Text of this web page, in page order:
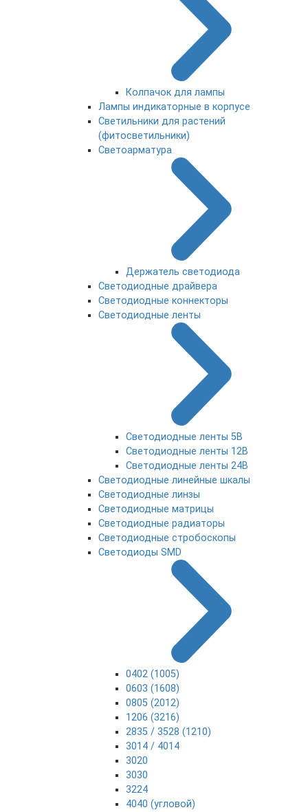
Колпачок для лампы
Лампы индикаторные в корпусе
Светильники для растений
(фитосветильники)
Светоарматура
Держатель светодиода
Светодиодные драйвера
Светодиодные коннекторы
Светодиодные ленты
Светодиодные ленты 5В
Светодиодные ленты 12В
Светодиодные ленты 24В
Светодиодные линейные шкалы
Светодиодные линзы
Светодиодные матрицы
Светодиодные радиаторы
Светодиодные стробоскопы
Светодиоды SMD
0402 (1005)
0603 (1608)
0805 (2012)
1206 (3216)
2835 / 3528 (1210)
3014 / 4014
3020
3030
3224
4040 (угловой)